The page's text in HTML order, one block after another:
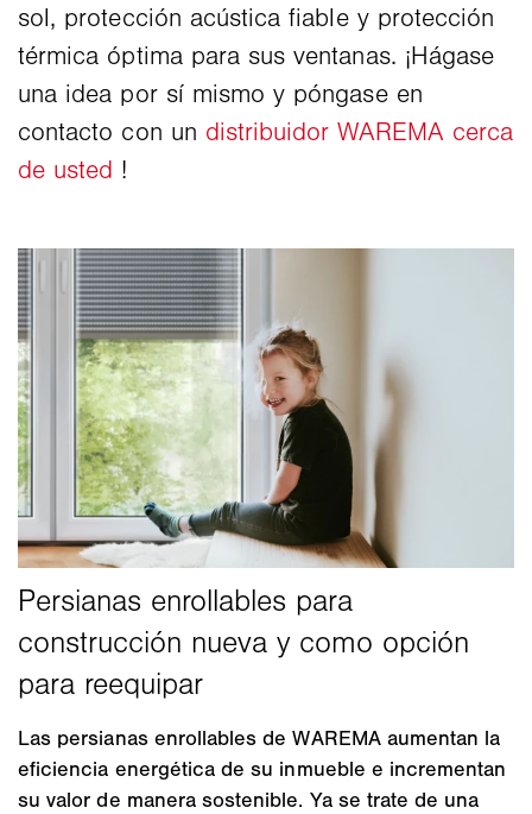
sol, protección acústica fiable y protección
térmica óptima para sus ventanas. ¡Hágase
una idea por sí mismo y póngase en
contacto con un distribuidor WAREMA cerca
de usted !
Las persianas enrollables de WAREMA aumentan la
eficiencia energética de su inmueble e incrementan
su valor de manera sostenible. Ya se trate de una